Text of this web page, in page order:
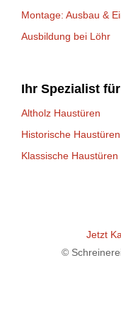
Montage: Ausbau &
Ausbildung bei Löhr
Ihr Spezialist
Altholz Haustüren
Historische Haustüren
Klassische Haustüren
Jetzt
©